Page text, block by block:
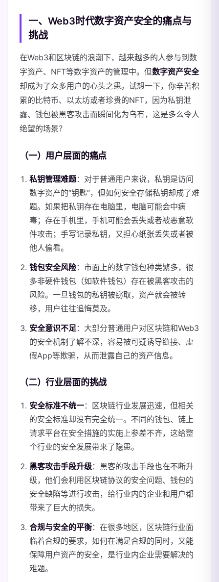
一、Web3时代数字资产安全的痛点与
挑战
在Web3和区块链的浪潮下，越来越多的人参与到数
字资产、NFT等数字资产的管理中。但数字资产安全
却成为了众多用户的心头之患。试想一下，你辛苦积
累的比特币、以太坊或者珍贵的NFT，因为私钥泄
露、钱包被黑客攻击而瞬间化为乌有，这是多么令人
绝望的场景？
（一）用户层面的痛点
私钥管理难题：对于普通用户来说，私钥是访问
数字资产的“钥匙”，但如何安全存储私钥却成了难
题。如果把私钥存在电脑里，电脑可能会中病
毒；存在手机里，手机可能会丢失或者被恶意软
件攻击；手写记录私钥，又担心纸张丢失或者被
他人偷看。
钱包安全风险：市面上的数字钱包种类繁多，很
多非硬件钱包（如软件钱包）存在被黑客攻击的
风险。一旦钱包的私钥被窃取，资产就会被转
移，用户往往追悔莫及。
安全意识不足：大部分普通用户对区块链和Web3
的安全机制了解不深，容易被可疑诱导链接、虚
假App等欺骗，从而泄露自己的资产信息。
（二）行业层面的挑战
安全标准不统一：区块链行业发展迅速，但相关
的安全标准却没有完全统一。不同的钱包、链上
请求平台在安全措施的实施上参差不齐，这给整
个行业的安全发展带来了隐患。
黑客攻击手段升级：黑客的攻击手段也在不断升
级，他们会利用区块链协议的安全问题、钱包的
安全缺陷等进行攻击，给行业内的企业和用户都
带来了巨大的损失。
合规与安全的平衡：在很多地区，区块链行业面
临着合规的要求，如何在满足合规的同时，又能
保障用户资产的安全，是行业内企业需要解决的
难题。